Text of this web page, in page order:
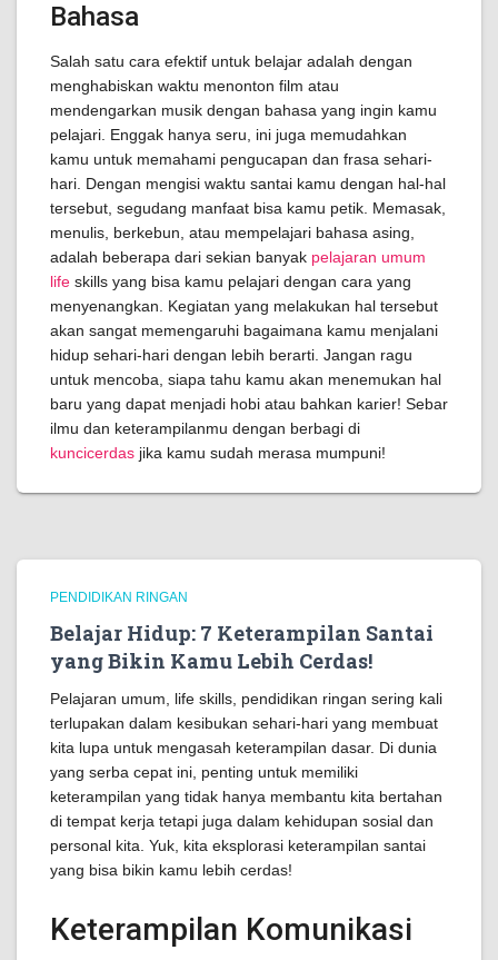
Bahasa
Salah satu cara efektif untuk belajar adalah dengan
menghabiskan waktu menonton film atau
mendengarkan musik dengan bahasa yang ingin kamu
pelajari. Enggak hanya seru, ini juga memudahkan
kamu untuk memahami pengucapan dan frasa sehari-
hari. Dengan mengisi waktu santai kamu dengan hal-hal
tersebut, segudang manfaat bisa kamu petik. Memasak,
menulis, berkebun, atau mempelajari bahasa asing,
adalah beberapa dari sekian banyak pelajaran umum
life skills yang bisa kamu pelajari dengan cara yang
menyenangkan. Kegiatan yang melakukan hal tersebut
akan sangat memengaruhi bagaimana kamu menjalani
hidup sehari-hari dengan lebih berarti. Jangan ragu
untuk mencoba, siapa tahu kamu akan menemukan hal
baru yang dapat menjadi hobi atau bahkan karier! Sebar
ilmu dan keterampilanmu dengan berbagi di
kuncicerdas jika kamu sudah merasa mumpuni!
PENDIDIKAN RINGAN
Belajar Hidup: 7 Keterampilan Santai
yang Bikin Kamu Lebih Cerdas!
Pelajaran umum, life skills, pendidikan ringan sering kali
terlupakan dalam kesibukan sehari-hari yang membuat
kita lupa untuk mengasah keterampilan dasar. Di dunia
yang serba cepat ini, penting untuk memiliki
keterampilan yang tidak hanya membantu kita bertahan
di tempat kerja tetapi juga dalam kehidupan sosial dan
personal kita. Yuk, kita eksplorasi keterampilan santai
yang bisa bikin kamu lebih cerdas!
Keterampilan Komunikasi